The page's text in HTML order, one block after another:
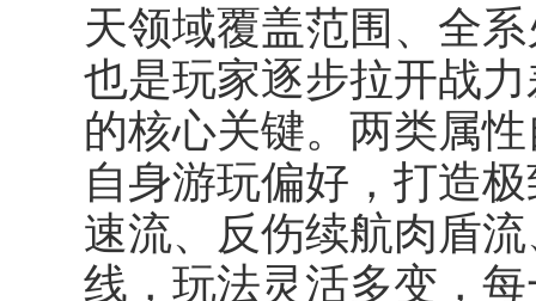
天领域覆盖范围、全
也是玩家逐步拉开战
的核心关键。两类属
自身游玩偏好，打造
速流、反伤续航肉盾
线，玩法灵活多变，